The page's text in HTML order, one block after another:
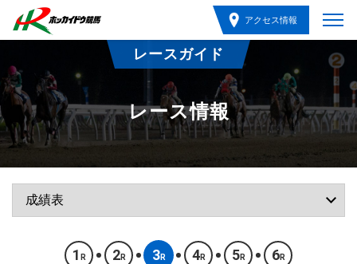
アクセス情報
レースガイド
レース情報
1 R 2R 3R 4R 5R 6R